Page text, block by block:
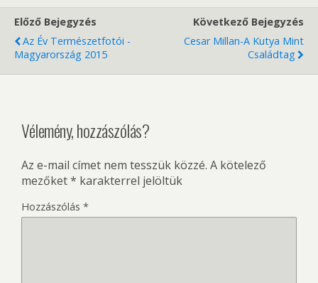
Előző Bejegyzés
Az Év Természetfotói -
Magyarország 2015
Következő Bejegyzés
Cesar Millan-A Kutya Mint
Családtag
Vélemény, hozzászólás?
Az e-mail címet nem tesszük közzé. A kötelező
mezőket* karakterrel jelöltük
Hozzászólás *